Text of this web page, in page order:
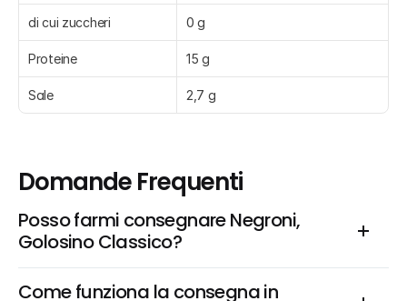
di cui zuccheri 0 g
Proteine 15 g
Sale 2,7 g
Domande Frequenti
Posso farmi consegnare Negroni,
Golosino Classico?
Come funziona la consegna in